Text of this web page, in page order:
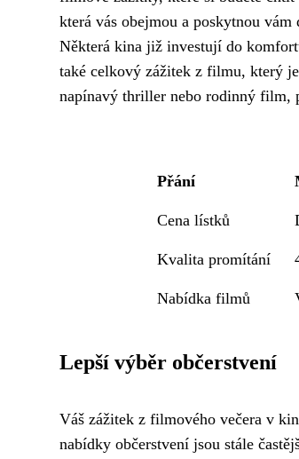
která vás obejmou a poskytnou
Některá kina již investují do
také celkový zážitek z filmu, který
napínavý thriller nebo rodinný film,
Přání
Cena lístků
Kvalita promítání
Nabídka filmů
Lepší výběr občerstvení
Váš zážitek z filmového večera v
nabídky občerstvení jsou stále